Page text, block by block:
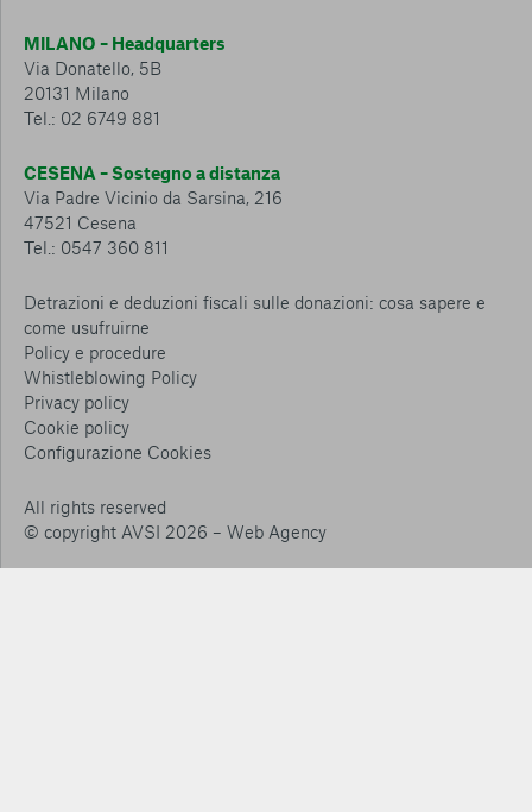
MILANO – Headquarters
Via Donatello, 5B
20131 Milano
Tel.: 02 6749 881
CESENA – Sostegno a distanza
Via Padre Vicinio da Sarsina, 216
47521 Cesena
Tel.: 0547 360 811
Detrazioni e deduzioni fiscali sulle donazioni: cosa sapere e
come usufruirne
Policy e procedure
Whistleblowing Policy
Privacy policy
Cookie policy
Configurazione Cookies
All rights reserved
© copyright AVSI 2026 – Web Agency